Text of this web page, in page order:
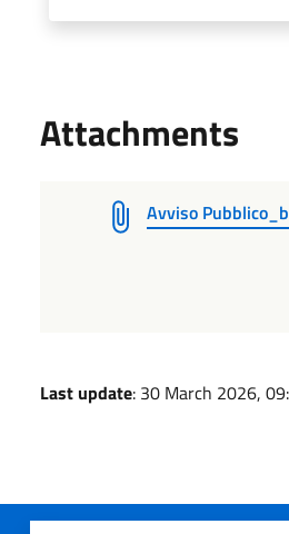
Attachments
Avviso
Last update: 30 March 2026,